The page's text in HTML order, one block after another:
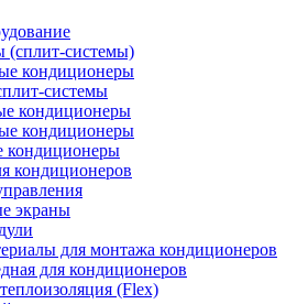
(сплит-системы)
кондиционеры
системы
кондиционеры
кондиционеры
кондиционеры
кондиционеров
экраны
для монтажа кондиционеров
для кондиционеров
(Flex)